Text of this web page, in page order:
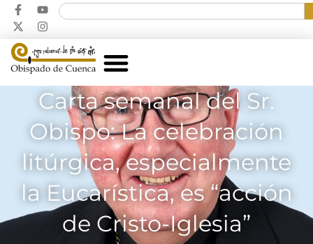
Carta semanal del Sr.
Obispo: La celebración
litúrgica, especialmente
la Eucarística, es “acción
de Cristo-Iglesia”